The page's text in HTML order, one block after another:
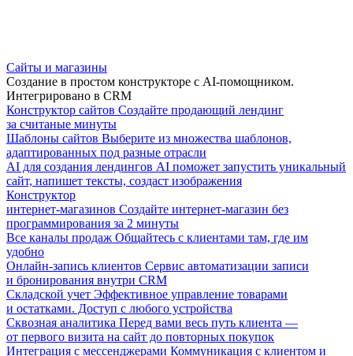
Сайты и магазины
Создание в простом конструкторе с AI-помощником.
Интегрировано в CRM
Конструктор сайтов Создайте продающий лендинг
за считаные минуты
Шаблоны сайтов Выберите из множества шаблонов,
адаптированных под разные отрасли
AI для создания лендингов AI поможет запустить уникальный
сайт, напишет тексты, создаст изображения
Конструктор
интернет-магазинов Создайте интернет-магазин без
программирования за 2 минуты
Все каналы продаж Общайтесь с клиентами там, где им
удобно
Онлайн-запись клиентов Сервис автоматизации записи
и бронирования внутри CRM
Складской учет Эффективное управление товарами
и остатками. Доступ с любого устройства
Сквозная аналитика Перед вами весь путь клиента —
от первого визита на сайт до повторных покупок
Интеграция с мессенджерами Коммуникация с клиентом и